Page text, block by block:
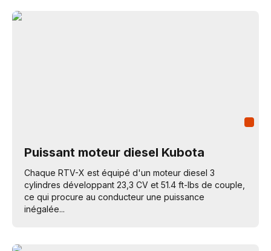
Puissant moteur diesel Kubota
Chaque RTV-X est équipé d'un moteur diesel 3
cylindres développant 23,3 CV et 51.4 ft-lbs de couple,
ce qui procure au conducteur une puissance
inégalée...